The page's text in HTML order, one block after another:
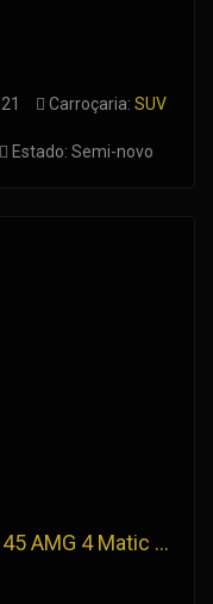
Carroçaria: SUV
Estado: Semi-novo
4 Matic 7G-DCT